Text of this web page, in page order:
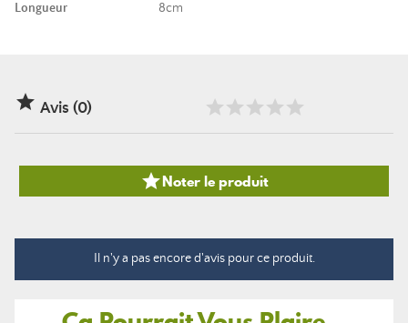
Longueur
8cm
 Avis (0)
Noter le produit
Il n'y a pas encore d'avis pour ce produit.